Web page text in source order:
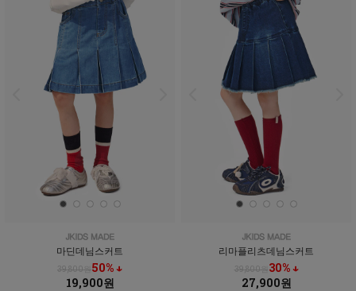
마딘데님스커트
39,800원50% ↓
19,900원
리마플리츠데님스커트
39,800원30% ↓
27,900원